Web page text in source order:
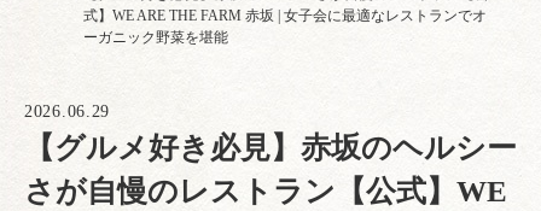
式】WE ARE THE FARM 赤坂 | 女子会に最適なレストランでオ
ーガニック野菜を堪能
2026.06.29
【グルメ好き必見】赤坂のヘルシー
さが自慢のレストラン【公式】WE